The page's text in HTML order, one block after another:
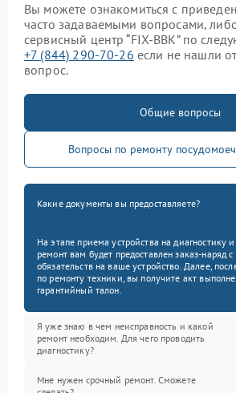
Вы можете ознакомиться с
часто задаваемыми вопросами,
сервисный центр “FIX-BBK” по
+7 (844) 290-70-26 если не нашли
вопрос.
Общие вопросы
Вопросы по ремонту
Какие документы вы предоставляете?
На этапе приема устройства на диагностику
ремонт вам будет предоставлен заказ-наряд
обязательств на ваше устройство. Далее,
по ремонту техники, вы получите акт
гарантийный талон.
Я уже знаю в чем неисправность и какой
ремонт необходим. Для чего проводить
диагностику?
Мне нужен срочный ремонт. Сможете